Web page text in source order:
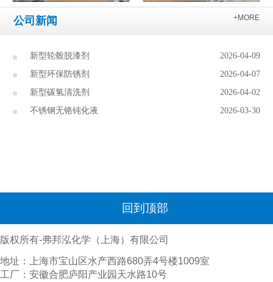
+MORE
公司新闻
2026-04-09
新型轮毂脱漆剂
2026-04-07
新型环保防锈剂
2026-04-02
新型碳氢清洗剂
2026-03-30
不锈钢无铬钝化液
回到顶部
版权所有-弗邦泓化学（上海）有限公司
地址：上海市宝山区水产西路680弄4号楼1009室
工厂：安徽合肥庐阳产业园天水路10号